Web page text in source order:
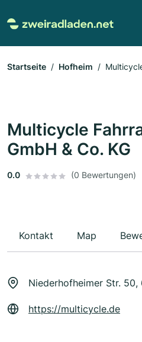
Startseite Hofheim
Multicycle
GmbH & Co. KG
0.0 (0 Bewertungen)
Kontakt Map
Niederhofheimer Str. 50,
https://multicycle.de